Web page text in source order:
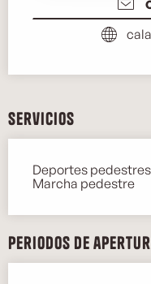
Servicios
Deportes pedestres
Marcha pedestre
Periodos de